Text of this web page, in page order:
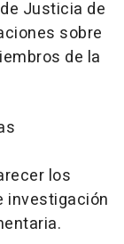
Justicia de
sobre
de la
los
investigación